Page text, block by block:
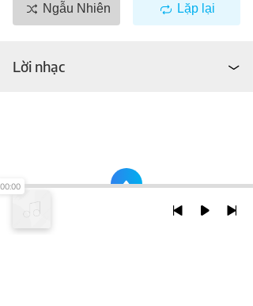
Ngẫu Nhiên Lặp lại
Lời nhạc
00:00